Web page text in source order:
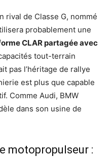
rival de Classe G, nommé
probablement une
CLAR partagée avec
tout-terrain
pas l’héritage de rallye
est plus que capable
Comme Audi, BMW
dans son usine de
motopropulseur :